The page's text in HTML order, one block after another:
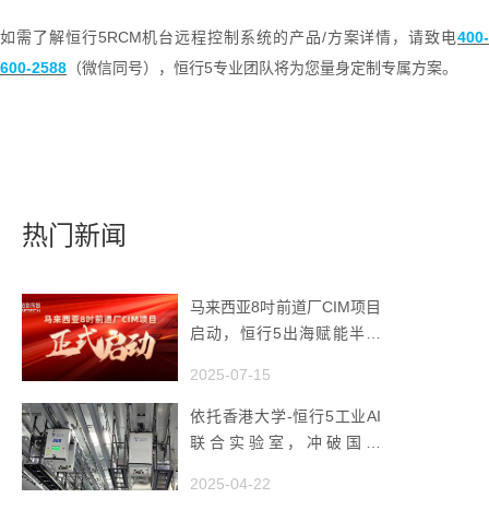
如需了解恒行5RCM机台远程控制系统的产品/方案详情，请致电400-
600-2588 （微信同号），恒行5专业团队将为您量身定制专属方案。
热门新闻
马来西亚8吋前道厂CIM项目
启动，恒行5出海赋能半导
2025-07-15
依托香港大学-恒行5工业AI
联合实验室，冲破国产
2025-04-22